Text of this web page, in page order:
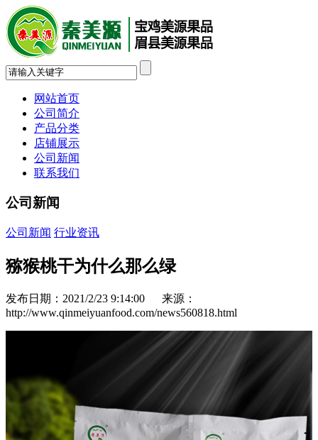
网站首页
公司简介
产品分类
店铺展示
公司新闻
联系我们
公司新闻
公司新闻 行业资讯
猕猴桃干为什么那么绿
发布日期：2021/2/23 9:14:00 来源：
http://www.qinmeiyuanfood.com/news560818.html